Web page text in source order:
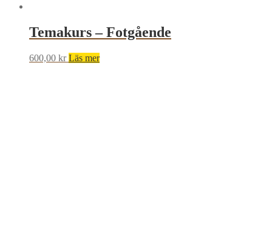
Temakurs – Fotgående
600,00 kr Läs mer